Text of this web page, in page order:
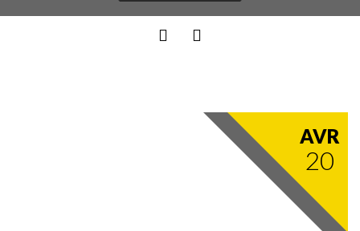
AVR
20